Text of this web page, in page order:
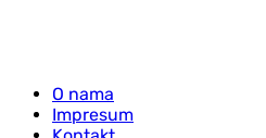
O nama
Impresum